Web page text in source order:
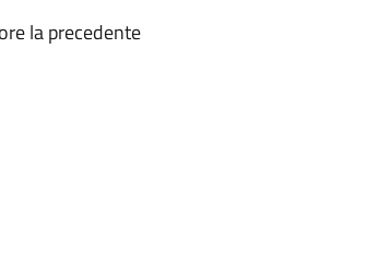
la precedente